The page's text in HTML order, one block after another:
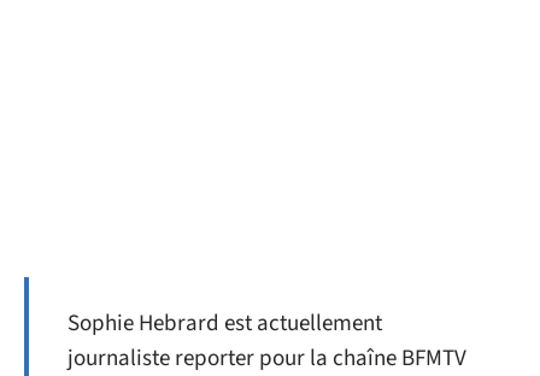
Sophie Hebrard est actuellement
journaliste reporter pour la chaîne BFMTV